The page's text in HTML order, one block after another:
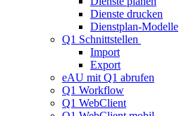
Dienste drucken
Dienstplan-Modelle
Q1 Schnittstellen
Import
Export
eAU mit Q1 abrufen
Q1 Workflow
Q1 WebClient